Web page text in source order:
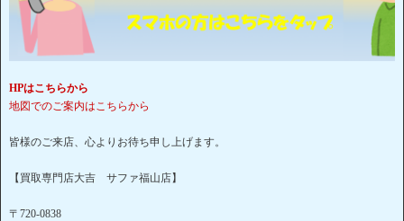
HPはこちらから
地図でのご案内はこちらから
皆様のご来店、心よりお待ち申し上げます。
【買取専門店大吉 サファ福山店】
〒720-0838